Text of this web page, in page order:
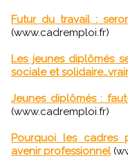
Futur du travail :
(www.cadremploi.fr)
Les jeunes diplômés
sociale et
Jeunes diplômés :
(www.cadremploi.fr)
Pourquoi les cadres
avenir professionnel